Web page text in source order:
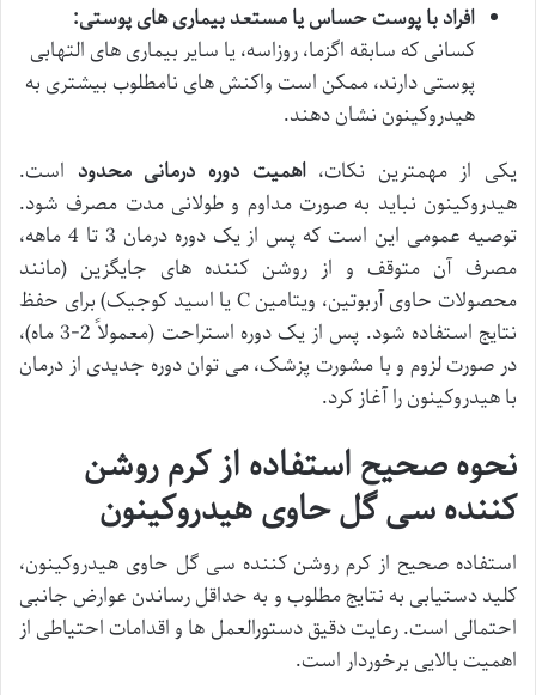
افراد با پوست حساس یا مستعد بیماری های پوستی:
کسانی که سابقه اگزما، روزاسه، یا سایر بیماری های التهابی
پوستی دارند، ممکن است واکنش های نامطلوب بیشتری به
هیدروکینون نشان دهند.
یکی از مهمترین نکات،اهمیت دوره درمانی محدود است.
هیدروکینون نباید به صورت مداوم و طولانی مدت مصرف شود.
توصیه عمومی این است که پس از یک دوره درمان 3 تا 4 ماهه،
مصرف آن متوقف و از روشن کننده های جایگزین (مانند
محصولات حاوی آربوتین، ویتامین C یا اسید کوجیک) برای حفظ
نتایج استفاده شود. پس از یک دوره استراحت (معمولاً 2-3 ماه)،
در صورت لزوم و با مشورت پزشک، می توان دوره جدیدی از درمان
با هیدروکینون را آغاز کرد.
نحوه صحیح استفاده از کرم روشن
کننده سی گل حاوی هیدروکینون
استفاده صحیح از کرم روشن کننده سی گل حاوی هیدروکینون،
کلید دستیابی به نتایج مطلوب و به حداقل رساندن عوارض جانبی
احتمالی است. رعایت دقیق دستورالعمل ها و اقدامات احتیاطی از
اهمیت بالایی برخوردار است.